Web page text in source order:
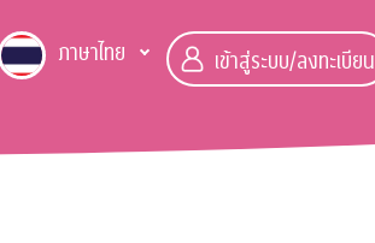
ภาษาไทย เข้าสู่ระบบ/ลงทะเบียน